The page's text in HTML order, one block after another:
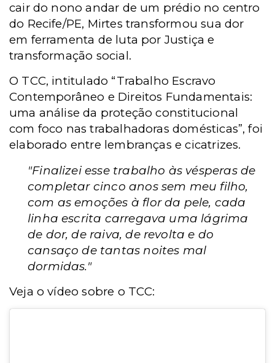
cair do nono andar de um prédio no centro
do Recife/PE, Mirtes transformou sua dor
em ferramenta de luta por Justiça e
transformação social.
O TCC, intitulado “Trabalho Escravo
Contemporâneo e Direitos Fundamentais:
uma análise da proteção constitucional
com foco nas trabalhadoras domésticas”, foi
elaborado entre lembranças e cicatrizes.
"Finalizei esse trabalho às vésperas de
completar cinco anos sem meu filho,
com as emoções à flor da pele, cada
linha escrita carregava uma lágrima
de dor, de raiva, de revolta e do
cansaço de tantas noites mal
dormidas."
Veja o vídeo sobre o TCC: